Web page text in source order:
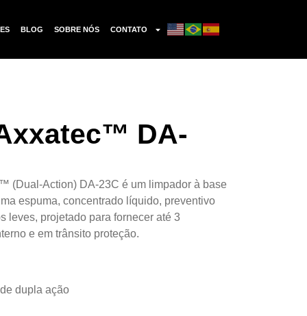
BLOG SOBRE NÓS CONTATO
DA-
(Dual-Action) DA-23C é um limpador à base
espuma, concentrado líquido, preventivo
leves, projetado para fornecer até 3
e em trânsito proteção.
dupla ação